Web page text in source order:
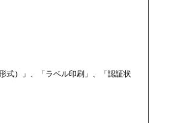
式）」、「ラベル印刷」、「認証状